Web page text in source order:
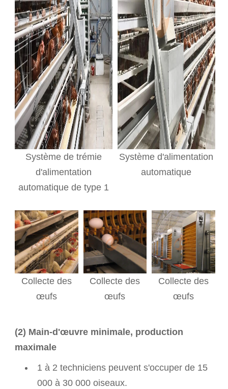
Système de trémie
d'alimentation
automatique de type 1
Système d'alimentation
automatique
Collecte des
œufs
Collecte des
œufs
Collecte des
œufs
(2) Main-d'œuvre minimale, production
maximale
1 à 2 techniciens peuvent s'occuper de 15
000 à 30 000 oiseaux.